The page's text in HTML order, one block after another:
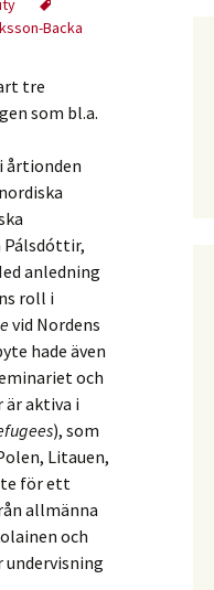
Backa
tre
som bl.a.
årtionden
Pálsdóttir,
anledning
roll i
vid Nordens
hade även
och
är aktiva i
), som
Litauen,
för ett
allmänna
och
undervisning